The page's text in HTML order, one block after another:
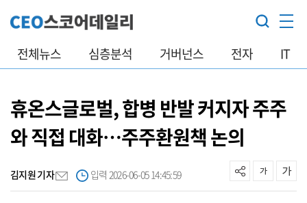
전체뉴스 심층분석 거버넌스 전자 IT
휴온스글로벌, 합병 반발 커지자 주주
와 직접 대화…주주환원책 논의
김지원 기자 입력 2026-06-05 14:45:59